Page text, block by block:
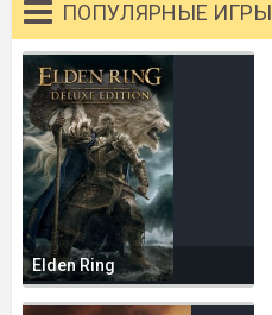
ПОПУЛЯРНЫЕ ИГРЫ
Elden Ring